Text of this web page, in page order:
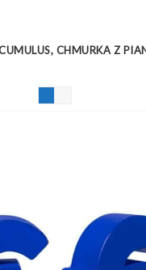
CHMURKA Z